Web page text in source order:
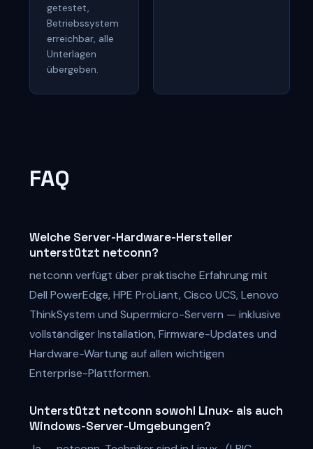
getestet,
Betriebssystem
erreichbar, alle
Unterlagen
übergeben.
FAQ
Welche Server-Hardware-Hersteller
unterstützt netconn?
netconn verfügt über praktische Erfahrung mit
Dell PowerEdge, HPE ProLiant, Cisco UCS, Lenovo
ThinkSystem und Supermicro-Servern — inklusive
vollständiger Installation, Firmware-Updates und
Hardware-Wartung auf allen wichtigen
Enterprise-Plattformen.
Unterstützt netconn sowohl Linux- als auch
Windows-Server-Umgebungen?